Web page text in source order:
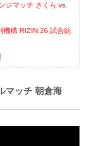
ジマッチ さくら vs.
機構 RIZIN.26 試合結
マッチ 朝倉海